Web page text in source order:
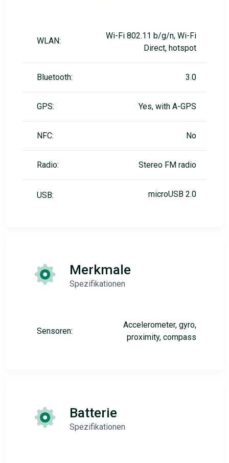
WLAN:
Wi-Fi 802.11 b/g/n, Wi-Fi
Direct, hotspot
Bluetooth: 3.0
GPS: Yes, with A-GPS
NFC: No
Radio: Stereo FM radio
USB: microUSB 2.0
Merkmale
Spezifikationen
Sensoren:
Accelerometer, gyro,
proximity, compass
Batterie
Spezifikationen